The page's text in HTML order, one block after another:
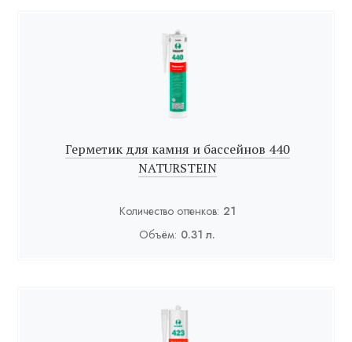
Герметик для камня и бассейнов 440
NATURSTEIN
Количество оттенков: 21
Объём: 0.31 л.